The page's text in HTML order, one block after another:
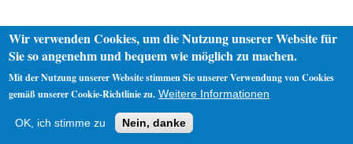
Impressum
Wir verwenden Cookies, um die Nutzung unserer Website für
Sie so angenehm und bequem wie möglich zu machen.
Mit der Nutzung unserer Website stimmen Sie unserer Verwendung von Cookies
gemäß unserer Cookie-Richtlinie zu. Weitere Informationen
OK, ich stimme zu Nein, danke